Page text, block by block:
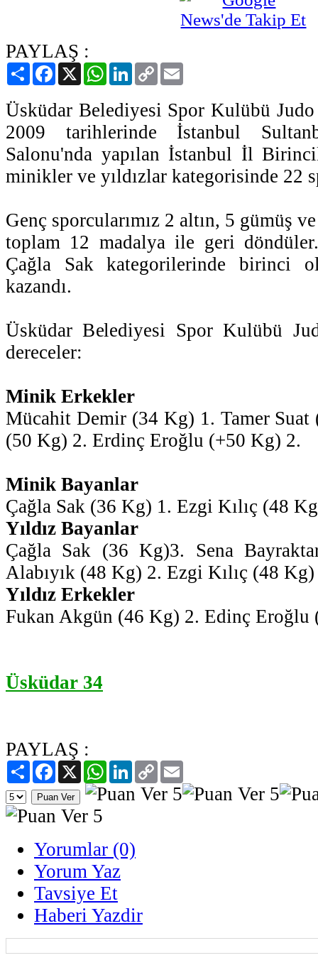
PAYLAŞ :
PaylaşFacebook
X WhatsAppLinkedIn
Copy
Link
Üsküdar Belediyesi Spor Kulübü Judo
2009 tarihlerinde İstanbul
Salonu'nda yapılan İstanbul İl
minikler ve yıldızlar kategorisinde 22
Genç sporcularımız 2 altın, 5 gümüş
toplam 12 madalya ile geri
Çağla Sak kategorilerinde birinci
kazandı.
Üsküdar Belediyesi Spor Kulübü
dereceler:
Minik Erkekler
Mücahit Demir (34 Kg) 1. Tamer
(50 Kg) 2. Erdinç Eroğlu (+50 Kg) 2.
Minik Bayanlar
Çağla Sak (36 Kg) 1. Ezgi Kılıç (48
Yıldız Bayanlar
Çağla Sak (36 Kg)3. Sena
Alabıyık (48 Kg) 2. Ezgi Kılıç (48
Yıldız Erkekler
Fukan Akgün (46 Kg) 2. Edinç Eroğlu
Üsküdar 34
PAYLAŞ :
PaylaşFacebook
X WhatsAppLinkedIn
Copy
Link
Yorumlar (0)
Yorum Yaz
Tavsiye Et
Haberi Yazdir